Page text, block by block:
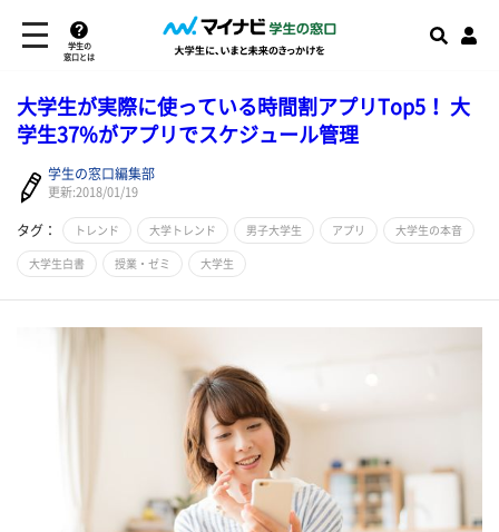
学生の
窓口とは
大学生が実際に使っている時間割アプリTop5！ 大
学生37%がアプリでスケジュール管理
学生の窓口編集部
更新:2018/01/19
タグ： トレンド 大学トレンド 男子大学生 アプリ 大学生の本音
大学生白書 授業・ゼミ 大学生